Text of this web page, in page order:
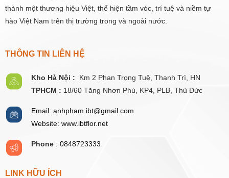
thành một thương hiệu Việt, thể hiện tầm vóc, trí tuệ và niềm tự
hào Việt Nam trên thị trường trong và ngoài nước.
THÔNG TIN LIÊN HỆ
Kho Hà Nội : Km 2 Phan Trọng Tuệ, Thanh Trì, HN
TPHCM : 18/60 Tăng Nhơn Phú, KP4, PLB, Thủ Đức
Email: anhpham.ibt@gmail.com
Website: www.ibtflor.net
Phone: 0848723333
LINK HỮU ÍCH